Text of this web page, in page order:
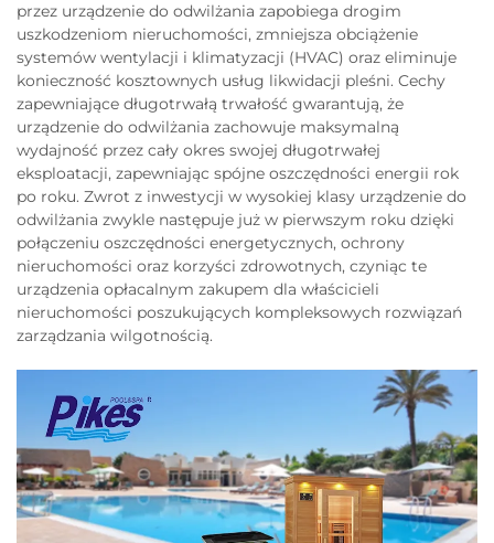
przez urządzenie do odwilżania zapobiega drogim
uszkodzeniom nieruchomości, zmniejsza obciążenie
systemów wentylacji i klimatyzacji (HVAC) oraz eliminuje
konieczność kosztownych usług likwidacji pleśni. Cechy
zapewniające długotrwałą trwałość gwarantują, że
urządzenie do odwilżania zachowuje maksymalną
wydajność przez cały okres swojej długotrwałej
eksploatacji, zapewniając spójne oszczędności energii rok
po roku. Zwrot z inwestycji w wysokiej klasy urządzenie do
odwilżania zwykle następuje już w pierwszym roku dzięki
połączeniu oszczędności energetycznych, ochrony
nieruchomości oraz korzyści zdrowotnych, czyniąc te
urządzenia opłacalnym zakupem dla właścicieli
nieruchomości poszukujących kompleksowych rozwiązań
zarządzania wilgotnością.